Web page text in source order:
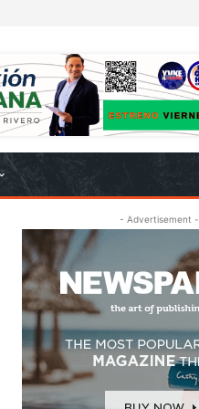
- Advertisement -